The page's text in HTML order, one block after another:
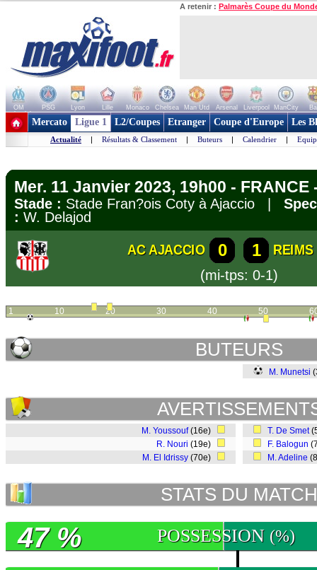
A retenir : Palmarès Coupe du
OM PSG Lyon Lille Monaco Chelsea Man Utd Arsenal Liverpool ManCity
+ de clubs
Mercato Ligue 1 L2/Coupes Etranger Coupe d'Europe Les
Actualité | Résultats & Classement | Buteurs | Calendrier |
Mer. 11 Janvier 2023, 19h00 - FRANCE
Stade : Stade Fran?ois Coty à Ajaccio |
: W. Delajod
AC AJACCIO 0 1
REIMS
(mi-tps: 0-1)
1 10 20 30 40 50
BUTEURS
M. Munetsi
M. Youssouf(16e)
R. Nouri (19e)
M. El Idrissy (70e)
T. De Smet
F. Balogun
M. Adeline
STATS DU MATCH
POSSESSION (%)
47 %